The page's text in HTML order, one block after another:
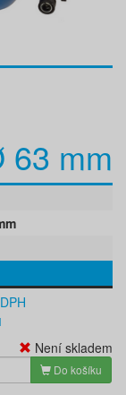
63 mm
Není skladem
Do košíku